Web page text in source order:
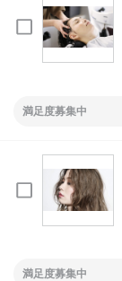
満足度募集中
満足度募集中